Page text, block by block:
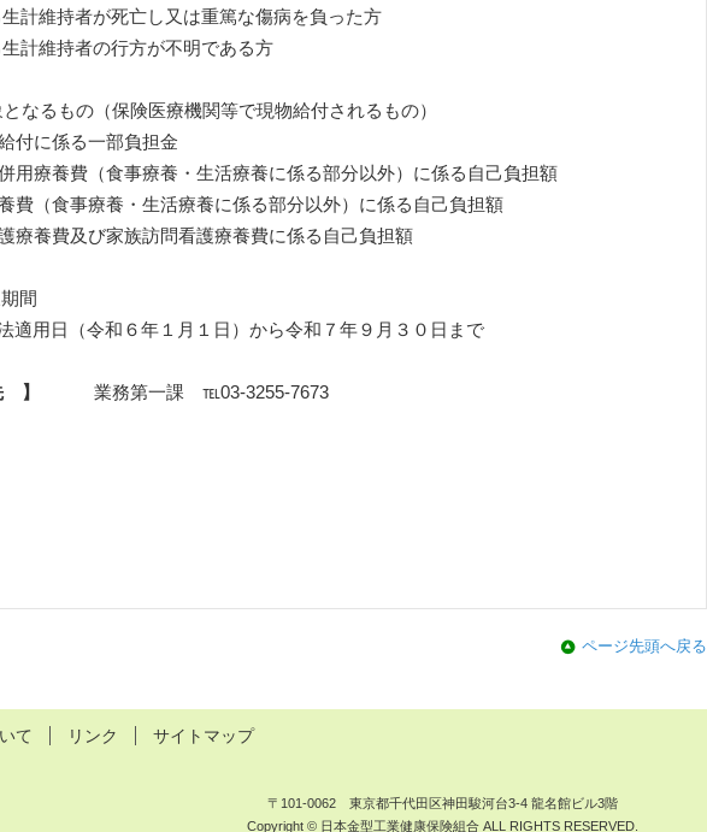
計維持者が死亡し又は重篤な傷病を負った方
計維持者の行方が不明である方
となるもの（保険医療機関等で現物給付されるもの）
の給付に係る一部負担金
用療養費（食事療養・生活療養に係る部分以外）に係る自己負担額
費（食事療養・生活療養に係る部分以外）に係る自己負担額
護療養費及び家族訪問看護療養費に係る自己負担額
間
日（令和６年１月１日）から令和７年９月３０日まで
】 業務第一課 ℡03-3255-7673
ページ先頭へ戻る
て リンク サイトマップ
〒101-0062 東京都千代田区神田駿河台3-4 龍名館ビル3階
Copyright © 日本金型工業健康保険組合 ALL RIGHTS RESERVED.